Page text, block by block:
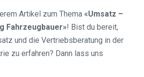
Artikel zum Thema «Umsatz –
Fahrzeugbauer»! Bist du bereit,
und die Vertriebsberatung in der
zu erfahren? Dann lass uns